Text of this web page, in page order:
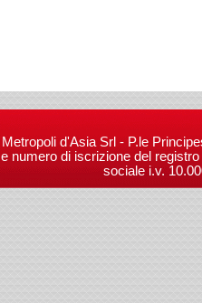
Metropoli d'Asia Srl - P.le
e numero di iscrizione del
sociale i.v.